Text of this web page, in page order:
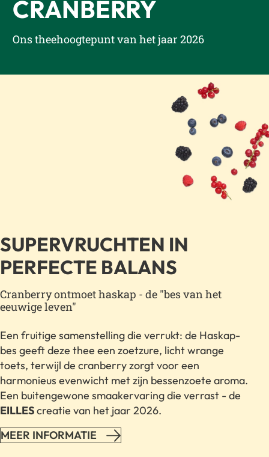
CRANBERRY
Ons theehoogtepunt van het jaar 2026
SUPERVRUCHTEN IN
PERFECTE BALANS
Cranberry ontmoet haskap - de "bes van het
eeuwige leven"
Een fruitige samenstelling die verrukt: de Haskap-
bes geeft deze thee een zoetzure, licht wrange
toets, terwijl de cranberry zorgt voor een
harmonieus evenwicht met zijn bessenzoete aroma.
Een buitengewone smaakervaring die verrast - de
EILLEScreatie van het jaar 2026.
MEER INFORMATIE